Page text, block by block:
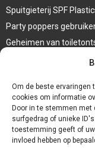
Om de beste ervaringen
cookies om informatie
Door in te stemmen
surfgedrag of unieke
toestemming geeft of
invloed hebben op
Spuitgieterij SPF
Party poppers
Geheimen van
Vormen van